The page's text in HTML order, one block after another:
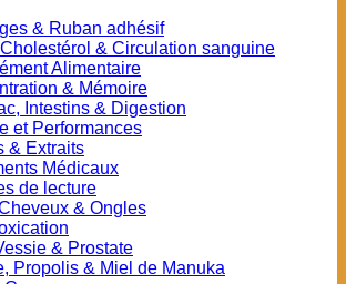
& Ruban adhésif
& Circulation sanguine
Alimentaire
& Mémoire
Intestins & Digestion
et Performances
& Extraits
Médicaux
de lecture
& Ongles
& Prostate
Propolis & Miel de Manuka